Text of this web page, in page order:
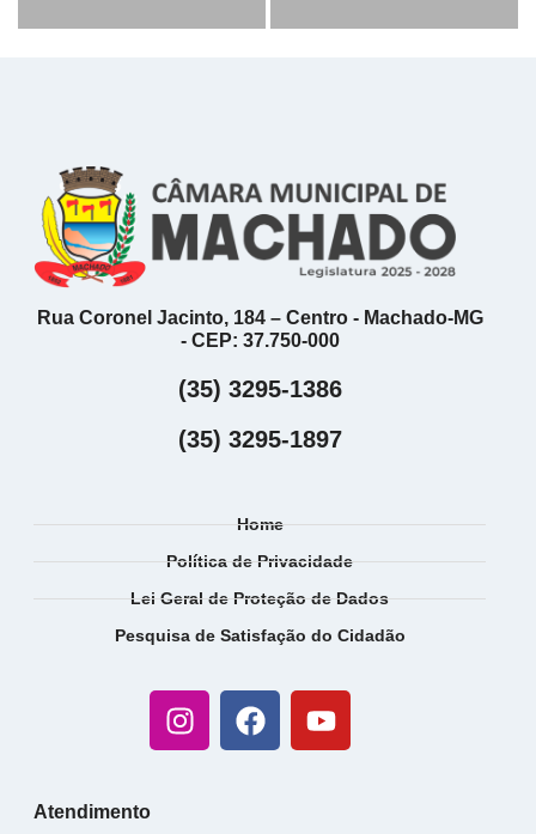
Rua Coronel Jacinto, 184 – Centro - Machado-MG
- CEP: 37.750-000
(35) 3295-1386
(35) 3295-1897
Home
Política de Privacidade
Lei Geral de Proteção de Dados
Pesquisa de Satisfação do Cidadão
Atendimento